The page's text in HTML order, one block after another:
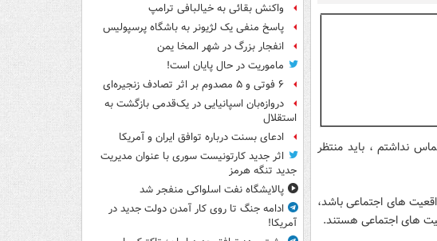
نداشتم ، باید منتظر
های اجتماعی باشد،
های اجتماعی هستند.
واکنش بقائی به خیالبافی ترامپ
پاسخ منفی یک لژیونر به باشگاه پرسپولیس
انفجار بزرگ در شهر المخا یمن
ماموریت در حال پایان است!
۶ فوتی و ۵ مصدوم بر اثر تصادف زنجیره‌ای
دروازه‌بان اسپانیایی در یک‌قدمی بازگشت به
استقلال
ادعای بسنت درباره توافق ایران و آمریکا
اثر جدید کارتونیست سوری با عنوان مدیریت
جدید تنگه هرمز
پالایشگاه نفت اسلواکی منفجر شد
ادامه جنگ تا روی کار آمدن دولت جدید در
آمریکا!